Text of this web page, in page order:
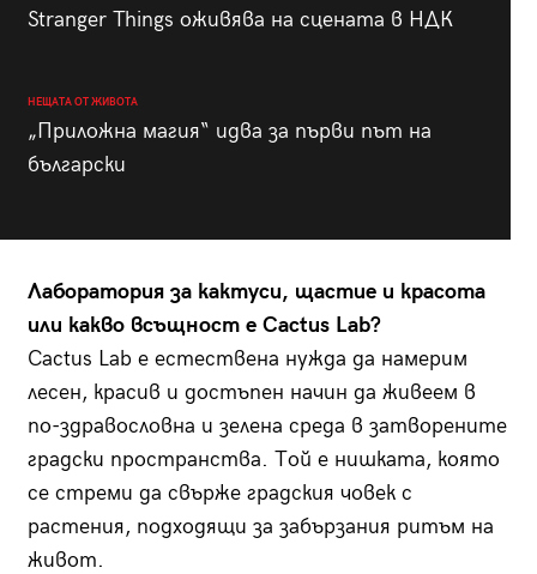
Stranger Things оживява на сцената в НДК
НЕЩАТА ОТ ЖИВОТА
„Приложна магия“ идва за първи път на
български
Лаборатория за кактуси, щастие и красота
или какво всъщност е Cactus Lab?
Cactus Lab е естествена нужда да намерим
лесен, красив и достъпен начин да живеем в
по-здравословна и зелена среда в затворените
градски пространства. Той е нишката, която
се стреми да свърже градския човек с
растения, подходящи за забързания ритъм на
живот.